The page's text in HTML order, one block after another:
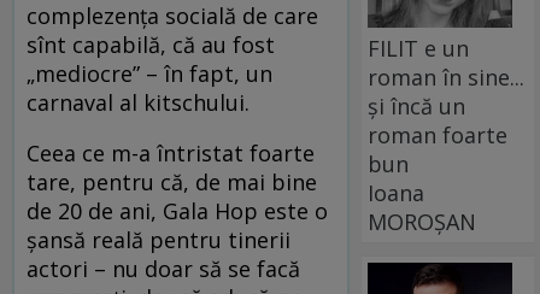
complezența socială de care
sînt capabilă, că au fost
„mediocre” – în fapt, un
carnaval al kitschului.
Ceea ce m-a întristat foarte
tare, pentru că, de mai bine
de 20 de ani, Gala Hop este o
șansă reală pentru tinerii
actori – nu doar să se facă
FILIT e un
roman în sine...
și încă un
roman foarte
bun
Ioana
MOROȘAN